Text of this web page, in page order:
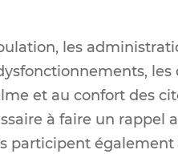
les
les
et au confort des
à faire un rappel
participent